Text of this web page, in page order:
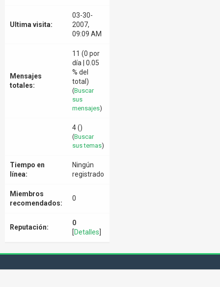
Ultima visita:
03-30-
2007,
09:09 AM
Mensajes
totales:
11 (0 por
día | 0.05
% del
total)
(Buscar
sus
mensajes)
4 ()
(Buscar
sus temas)
Tiempo en
línea:
Ningún
registrado
Miembros
recomendados:
0
Reputación:
0
[Detalles